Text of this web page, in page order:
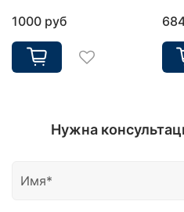
1000 руб
Нужна